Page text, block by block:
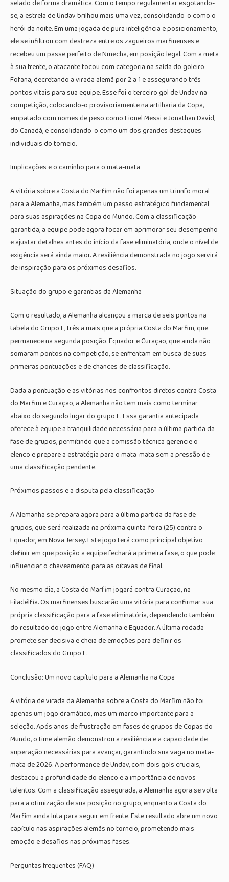
selado de forma dramática. Com o tempo regulamentar esgotando-
se, a estrela de Undav brilhou mais uma vez, consolidando-o como o
herói da noite. Em uma jogada de pura inteligência e posicionamento,
ele se infiltrou com destreza entre os zagueiros marfinenses e
recebeu um passe perfeito de Nmecha, em posição legal. Com a meta
à sua frente, o atacante tocou com categoria na saída do goleiro
Fofana, decretando a virada alemã por 2 a 1 e assegurando três
pontos vitais para sua equipe. Esse foi o terceiro gol de Undav na
competição, colocando-o provisoriamente na artilharia da Copa,
empatado com nomes de peso como Lionel Messi e Jonathan David,
do Canadá, e consolidando-o como um dos grandes destaques
individuais do torneio.
Implicações e o caminho para o mata-mata
A vitória sobre a Costa do Marfim não foi apenas um triunfo moral
para a Alemanha, mas também um passo estratégico fundamental
para suas aspirações na Copa do Mundo. Com a classificação
garantida, a equipe pode agora focar em aprimorar seu desempenho
e ajustar detalhes antes do início da fase eliminatória, onde o nível de
exigência será ainda maior. A resiliência demonstrada no jogo servirá
de inspiração para os próximos desafios.
Situação do grupo e garantias da Alemanha
Com o resultado, a Alemanha alcançou a marca de seis pontos na
tabela do Grupo E, três a mais que a própria Costa do Marfim, que
permanece na segunda posição. Equador e Curaçao, que ainda não
somaram pontos na competição, se enfrentam em busca de suas
primeiras pontuações e de chances de classificação.
Dada a pontuação e as vitórias nos confrontos diretos contra Costa
do Marfim e Curaçao, a Alemanha não tem mais como terminar
abaixo do segundo lugar do grupo E. Essa garantia antecipada
oferece à equipe a tranquilidade necessária para a última partida da
fase de grupos, permitindo que a comissão técnica gerencie o
elenco e prepare a estratégia para o mata-mata sem a pressão de
uma classificação pendente.
Próximos passos e a disputa pela classificação
A Alemanha se prepara agora para a última partida da fase de
grupos, que será realizada na próxima quinta-feira (25) contra o
Equador, em Nova Jersey. Este jogo terá como principal objetivo
definir em que posição a equipe fechará a primeira fase, o que pode
influenciar o chaveamento para as oitavas de final.
No mesmo dia, a Costa do Marfim jogará contra Curaçao, na
Filadélfia. Os marfinenses buscarão uma vitória para confirmar sua
própria classificação para a fase eliminatória, dependendo também
do resultado do jogo entre Alemanha e Equador. A última rodada
promete ser decisiva e cheia de emoções para definir os
classificados do Grupo E.
Conclusão: Um novo capítulo para a Alemanha na Copa
A vitória de virada da Alemanha sobre a Costa do Marfim não foi
apenas um jogo dramático, mas um marco importante para a
seleção. Após anos de frustração em fases de grupos de Copas do
Mundo, o time alemão demonstrou a resiliência e a capacidade de
superação necessárias para avançar, garantindo sua vaga no mata-
mata de 2026. A performance de Undav, com dois gols cruciais,
destacou a profundidade do elenco e a importância de novos
talentos. Com a classificação assegurada, a Alemanha agora se volta
para a otimização de sua posição no grupo, enquanto a Costa do
Marfim ainda luta para seguir em frente. Este resultado abre um novo
capítulo nas aspirações alemãs no torneio, prometendo mais
emoção e desafios nas próximas fases.
Perguntas frequentes (FAQ)